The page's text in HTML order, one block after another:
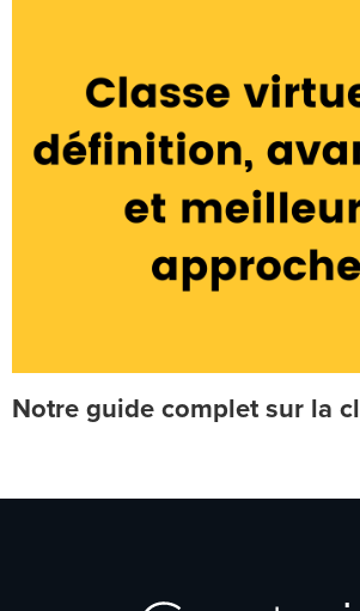
Notre guide complet sur la